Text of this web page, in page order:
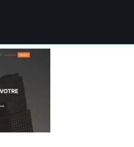
avax